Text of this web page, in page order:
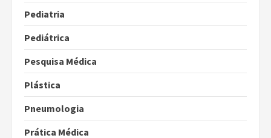
Pediatria
Pediátrica
Pesquisa Médica
Plástica
Pneumologia
Prática Médica